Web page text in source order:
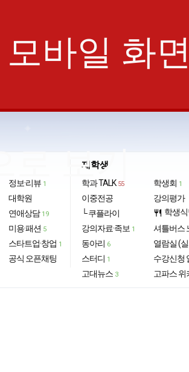
모바일 화
으로 보기
정보·리뷰 1
대학원
연애상담 19
미용·패션 5
스타트업·창업 1
공식 오픈채팅
재학생
학과 TALK 55
이중전공
└ 쿠플라이
강의자료·족보 1
동아리 6
스터디 1
고대뉴스 3
학생회 1
강의평가
restaurant 학생
셔틀버스
열람실 (
수강신청
고파스 위